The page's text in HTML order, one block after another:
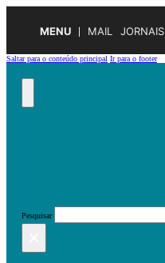
MENU MAIL JORNAIS
Saltar para o conteúdo principal Ir para o footer
Pesquisar